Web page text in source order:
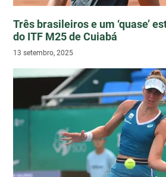
Três brasileiros e um ‘quase’
do ITF M25 de Cuiabá
13 setembro, 2025